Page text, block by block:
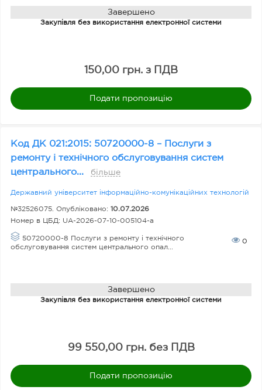
Завершено
Закупівля без використання електронної системи
150,00 грн. з ПДВ
Подати пропозицію
Код ДК 021:2015: 50720000-8 – Послуги з
ремонту і технічного обслуговування систем
центрального...
більше
Державний університет інформаційно-комунікаційних технологій
№32526075. Опубліковано: 10.07.2026
Номер в ЦБД: UA-2026-07-10-005104-a
50720000-8 Послуги з ремонту і технічного
обслуговування систем центрального опал...
0
Завершено
Закупівля без використання електронної системи
99 550,00 грн. без ПДВ
Подати пропозицію
ет
к
у
пі
в
лі
л
ат